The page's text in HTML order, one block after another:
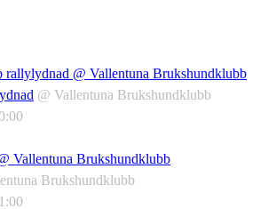
rallylydnad @ Vallentuna Brukshundklubb
@ Vallentuna Brukshundklubb
Vallentuna Brukshundklubb
Brukshundklubb